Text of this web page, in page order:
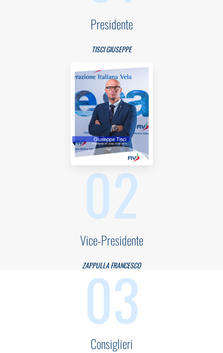
Presidente
TISCI GIUSEPPE
02
Vice-Presidente
ZAPPULLA FRANCESCO
03
Consiglieri